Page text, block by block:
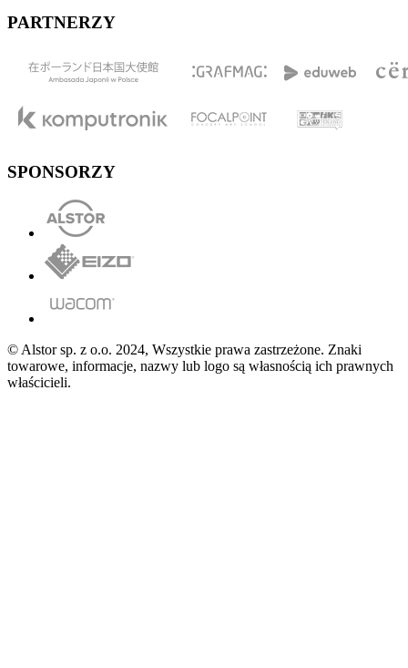
PARTNERZY
SPONSORZY
© Alstor sp. z o.o. 2024, Wszystkie prawa zastrzeżone. Znaki
towarowe, informacje, nazwy lub logo są własnością ich prawnych
właścicieli.